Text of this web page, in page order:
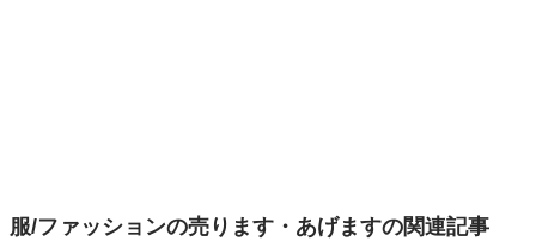
服/ファッションの売ります・あげますの関連記事